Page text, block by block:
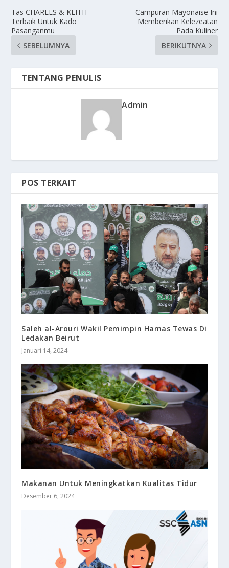
Tas CHARLES & KEITH
Terbaik Untuk Kado
Pasanganmu
SEBELUMNYA
Campuran Mayonaise Ini
Memberikan Kelezeatan
Pada Kuliner
BERIKUTNYA
TENTANG PENULIS
Admin
POS TERKAIT
Saleh al-Arouri Wakil Pemimpin Hamas Tewas Di
Ledakan Beirut
Januari 14, 2024
Makanan Untuk Meningkatkan Kualitas Tidur
Desember 6, 2024